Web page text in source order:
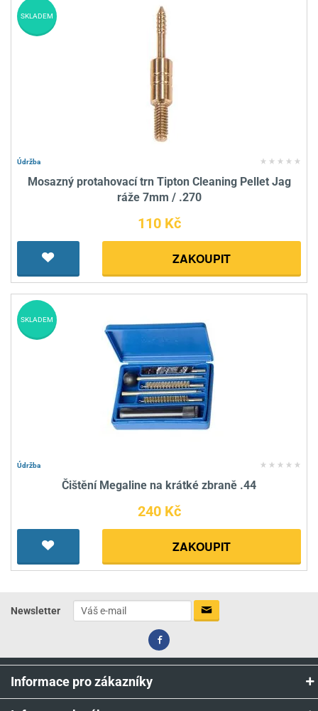
Údržba
Mosazný protahovací trn Tipton Cleaning Pellet Jag
ráže 7mm / .270
110 Kč
ZAKOUPIT
SKLADEM
Údržba
Čištění Megaline na krátké zbraně .44
240 Kč
ZAKOUPIT
SKLADEM
Newsletter
Informace pro zákazníky